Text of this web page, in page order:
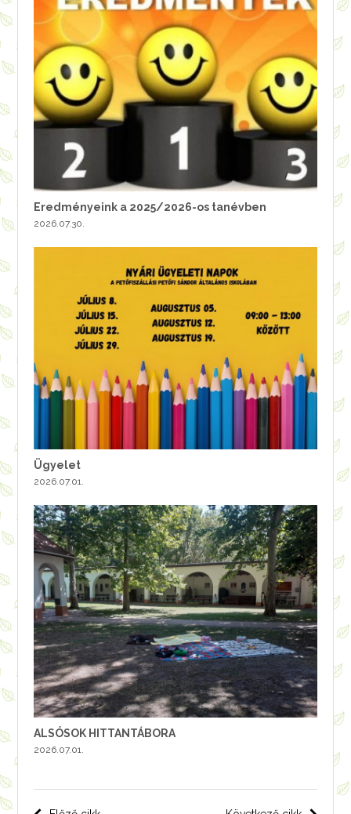
Eredményeink a 2025/2026-os tanévben
2026.07.30.
Ügyelet
2026.07.01.
ALSÓSOK HITTANTÁBORA
2026.07.01.